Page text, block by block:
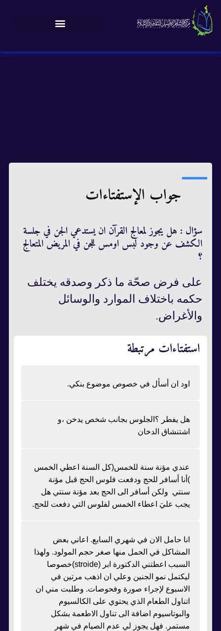
جواب الإستفتاءات
سؤال : هل يجوز لمعالج القرآن ان يستدعي الجن في جلسة
الكشف عن وجود لبس اومس للجن في المريض المتعالج
؟
على فرض صحّة ما ذكر وصدقه يختلف
حكمه باختلاف الموارد والوسائل
والأغراض.
استفتاءات مرتبطة
اود ان أسأل في خصوص موضوع بنكي.
هل يفطر ؟الجلوس بجانب شخص يدخن ،و
اشتنشاق الدخان
عندي مؤنة سنة للخمس(كل السنة اعطي الخمس
)أنا أسافر للحج ودفعت فلوس الحج قبل مؤنة
سنتي ولكن أسافر الى الحج بعد مؤنة سنتي هل
يجب عليَ اعطاء الخمس لفلوس التي دفعت للحج.
انا حامل الان في شهري السابع. اعاني بعض
المشاكل في الحمل منها صغر حجم المولود. ولهذا
السبب اعطتني الدكتورة ابر (stroide)خصوصا
ليكتمل نمو الجنين وعلي ان اذهب مرتين في
الاسبوع لإجراء صورة وفحوصات. وطلبت مني ان
اتناول الطعام الذي يحتوي على الكالسيوم
والبوتاسيوم اضافة الى تناول الاطعمة بشكل
مستمر. فهل يجوز لي عدم الصيام في شهر